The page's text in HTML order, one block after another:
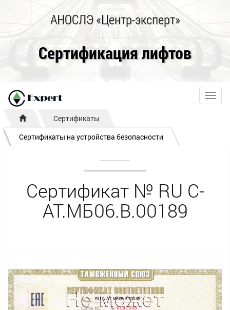
АНОСЛЭ «Центр-эксперт»
Сертификация лифтов
Сертификаты
Сертификаты на устройства безопасности
Сертификат № RU С-
AT.МБ06.B.00189